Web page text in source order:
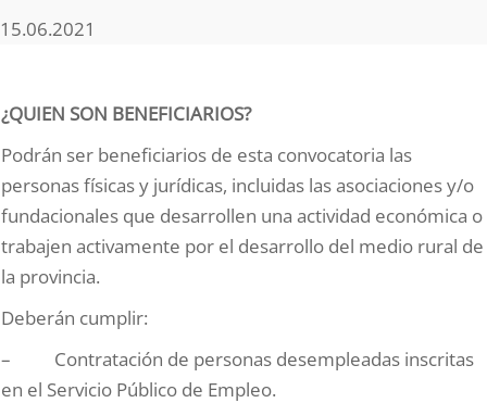
15.06.2021
¿QUIEN SON BENEFICIARIOS?
Podrán ser beneficiarios de esta convocatoria las
personas físicas y jurídicas, incluidas las asociaciones y/o
fundacionales que desarrollen una actividad económica o
trabajen activamente por el desarrollo del medio rural de
la provincia.
Deberán cumplir:
– Contratación de personas desempleadas inscritas
en el Servicio Público de Empleo.